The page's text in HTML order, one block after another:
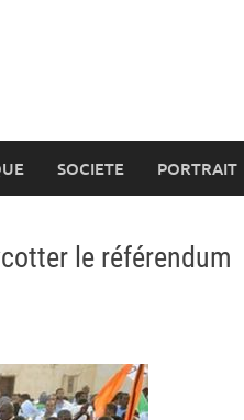
SOCIETE PORTRAIT
le référendum